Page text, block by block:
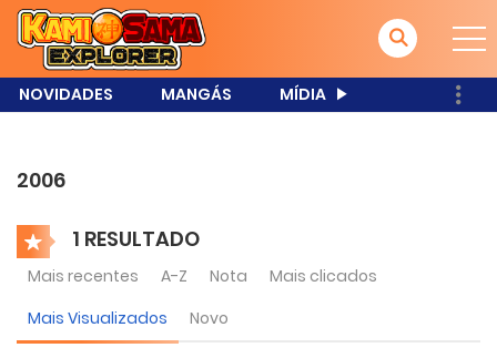
NOVIDADES MANGÁS MÍDIA
2006
1 RESULTADO
Mais recentes A-Z Nota
Mais clicados
Mais Visualizados
Novo